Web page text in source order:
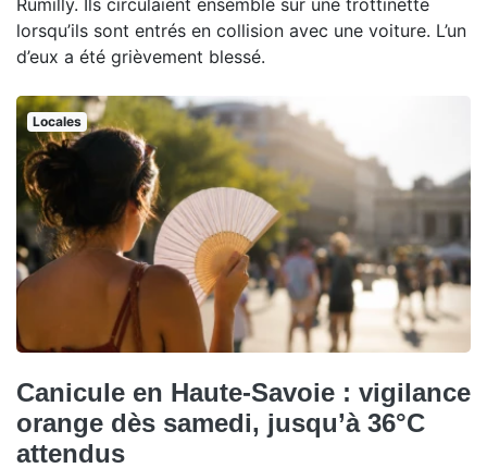
Rumilly. Ils circulaient ensemble sur une trottinette
lorsqu’ils sont entrés en collision avec une voiture. L’un
d’eux a été grièvement blessé.
Locales
Canicule en Haute-Savoie : vigilance
orange dès samedi, jusqu’à 36°C
attendus